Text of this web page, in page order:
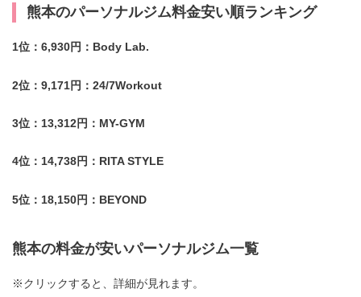
熊本のパーソナルジム料金安い順ランキング
1位：6,930円：Body Lab.
2位：9,171円：24/7Workout
3位：13,312円：MY-GYM
4位：14,738円：RITA STYLE
5位：18,150円：BEYOND
熊本の料金が安いパーソナルジム一覧
※クリックすると、詳細が見れます。